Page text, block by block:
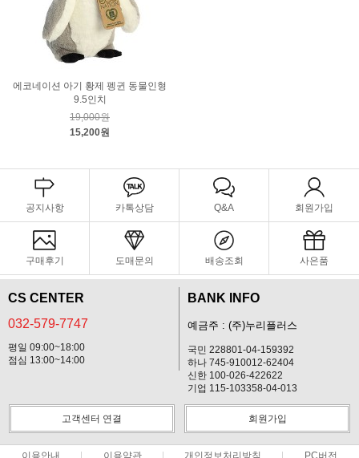
에코네이션 아기 황제 펭귄 동물인형
9.5인치
19,000원
15,200원
공지사항 카톡상담 Q&A 회원가입
구매후기 도매문의 배송조회 사은품
CS CENTER
032-579-7747
평일 09:00~18:00
점심 13:00~14:00
BANK INFO
예금주 : (주)누리플러스
국민 228801-04-159392
하나 745-910012-62404
신한 100-026-422622
기업 115-103358-04-013
고객센터 연결 회원가입
이용안내 이용약관 개인정보처리방침 PC버전